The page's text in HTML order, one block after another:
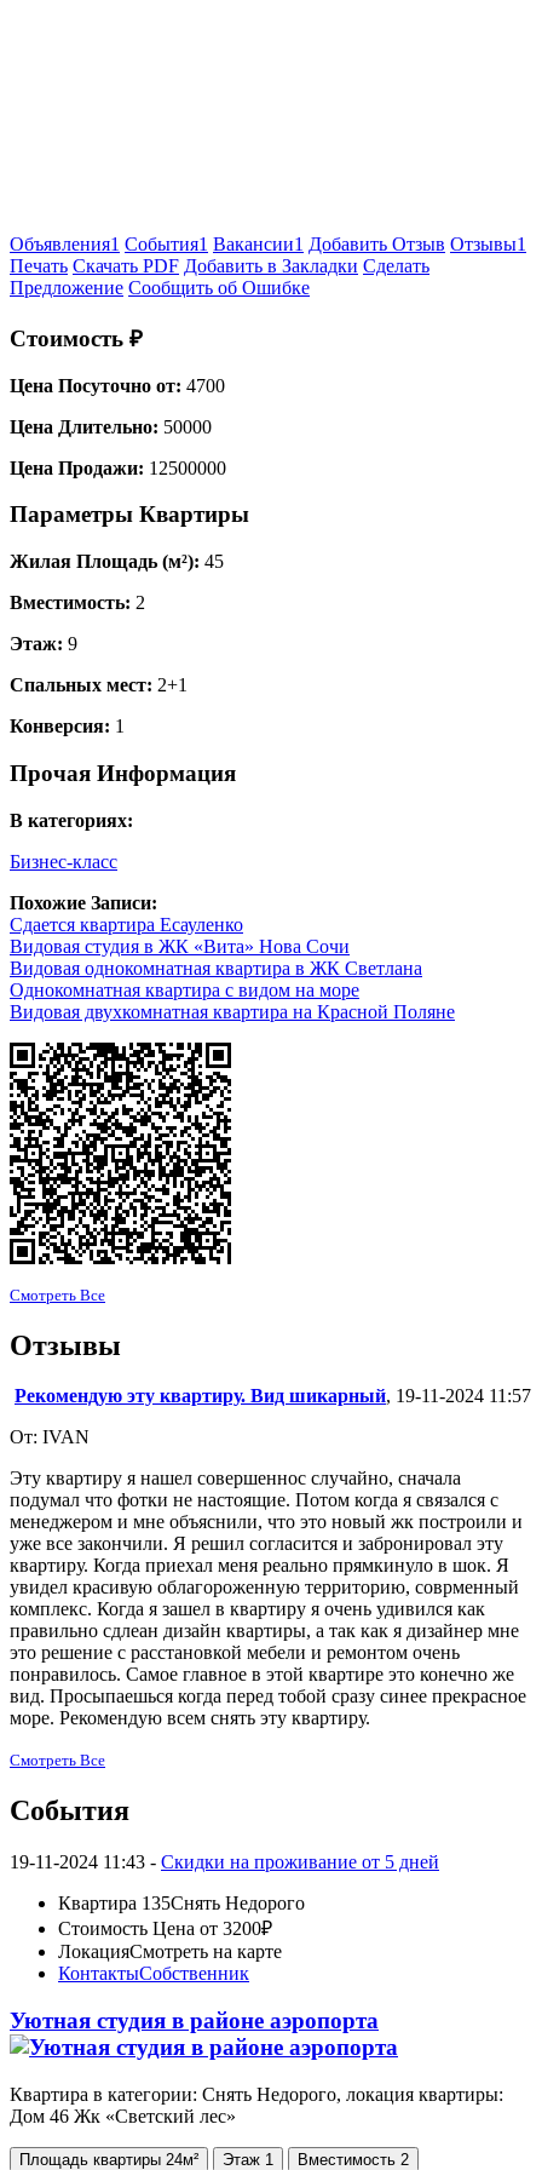
Объявления1 События1 Вакансии1 Добавить Отзыв Отзывы1
Печать Скачать PDF Добавить в Закладки Сделать
Предложение Сообщить об Ошибке
Стоимость ₽
Цена Посуточно от: 4700
Цена Длительно: 50000
Цена Продажи: 12500000
Параметры Квартиры
Жилая Площадь (м²): 45
Вместимость: 2
Этаж: 9
Спальных мест: 2+1
Конверсия: 1
Прочая Информация
В категориях:
Бизнес-класс
Похожие Записи:
Сдается квартира Есауленко
Видовая студия в ЖК «Вита» Нова Сочи
Видовая однокомнатная квартира в ЖК Светлана
Однокомнатная квартира с видом на море
Видовая двухкомнатная квартира на Красной Поляне
Смотреть Все
Отзывы
Рекомендую эту квартиру. Вид шикарный, 19-11-2024 11:57
От: IVAN
Эту квартиру я нашел совершеннос случайно, сначала
подумал что фотки не настоящие. Потом когда я связался с
менеджером и мне объяснили, что это новый жк построили и
уже все закончили. Я решил согласится и забронировал эту
квартиру. Когда приехал меня реально прямкинуло в шок. Я
увидел красивую облагороженную территорию, соврменный
комплекс. Когда я зашел в квартиру я очень удивился как
правильно сдлеан дизайн квартиры, а так как я дизайнер мне
это решение с расстановкой мебели и ремонтом очень
понравилось. Самое главное в этой квартире это конечно же
вид. Просыпаешься когда перед тобой сразу синее прекрасное
море. Рекомендую всем снять эту квартиру.
Смотреть Все
События
19-11-2024 11:43 - Скидки на проживание от 5 дней
Квартира 135Снять Недорого
Стоимость Цена от 3200₽
ЛокацияСмотреть на карте
КонтактыСобственник
Уютная студия в районе аэропорта
Квартира в категории: Снять Недорого, локация квартиры:
Дом 46 Жк «Светский лес»
Площадь квартиры 24м² Этаж 1 Вместимость 2